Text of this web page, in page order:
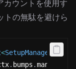
カウントを使用す
トの無駄を避けら
<SetupManager >)
. bumps .manager